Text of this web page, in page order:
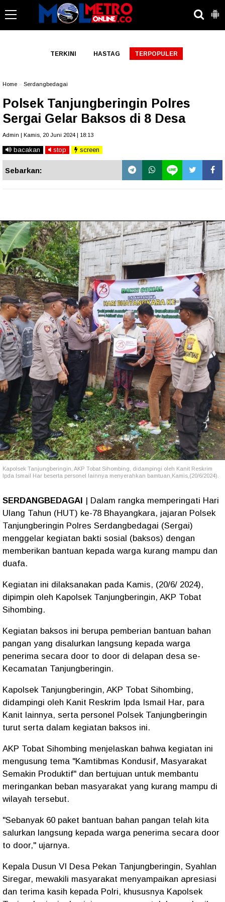
TERKINI HASTAG TERPOPULER
Home Serdangbedagai
Polsek Tanjungberingin Polres
Sergai Gelar Baksos di 8 Desa
Admin | Kamis, 20 Juni 2024 | 18:13
bacakan stop screen
Sebarkan:
Kapolsek Tanjungberingin, AKP Tobat Sihombing, didampingi oleh Kanit Reskrim
Ipda Ismail Har beserta personel lainnya menyerahkan bamtuan,Kamis,(20/6/2024).
SERDANGBEDAGAI | Dalam rangka memperingati Hari
Ulang Tahun (HUT) ke-78 Bhayangkara, jajaran Polsek
Tanjungberingin Polres Serdangbedagai (Sergai)
menggelar kegiatan bakti sosial (baksos) dengan
memberikan bantuan kepada warga kurang mampu dan
duafa.
Kegiatan ini dilaksanakan pada Kamis, (20/6/ 2024),
dipimpin oleh Kapolsek Tanjungberingin, AKP Tobat
Sihombing.
Kegiatan baksos ini berupa pemberian bantuan bahan
pangan yang disalurkan langsung kepada warga
penerima secara door to door di delapan desa se-
Kecamatan Tanjungberingin.
Kapolsek Tanjungberingin, AKP Tobat Sihombing,
didampingi oleh Kanit Reskrim Ipda Ismail Har, para
Kanit lainnya, serta personel Polsek Tanjungberingin
turut serta dalam kegiatan baksos ini.
AKP Tobat Sihombing menjelaskan bahwa kegiatan ini
mengusung tema "Kamtibmas Kondusif, Masyarakat
Semakin Produktif" dan bertujuan untuk membantu
meringankan beban masyarakat yang kurang mampu di
wilayah tersebut.
"Sebanyak 60 paket bantuan bahan pangan telah kita
salurkan langsung kepada warga penerima secara door
to door," ujarnya.
Kepala Dusun VI Desa Pekan Tanjungberingin, Syahlan
Siregar, mewakili masyarakat menyampaikan apresiasi
dan terima kasih kepada Polri, khususnya Kapolsek